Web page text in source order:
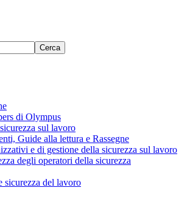
Cerca
di Olympus
sul lavoro
Guide alla lettura e Rassegne
e di gestione della sicurezza sul lavoro
degli operatori della sicurezza
sicurezza del lavoro